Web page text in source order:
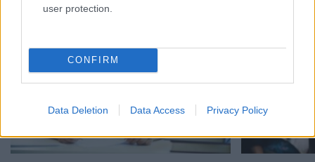
user protection.
CONFIRM
Data Deletion Data Access Privacy Policy